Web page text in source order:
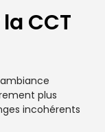
CCT
plus
incohérents